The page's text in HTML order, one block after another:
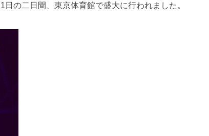
の二日間、東京体育館で盛大に行われました。